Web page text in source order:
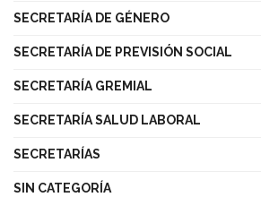
SECRETARÍA DE GÉNERO
SECRETARÍA DE PREVISIÓN SOCIAL
SECRETARÍA GREMIAL
SECRETARÍA SALUD LABORAL
SECRETARÍAS
SIN CATEGORÍA